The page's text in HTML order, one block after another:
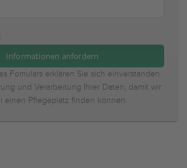
Fomulars erklären Sie sich einverstanden
und Verarbeitung Ihrer Daten, damit wir
einen Pflegeplatz finden können.